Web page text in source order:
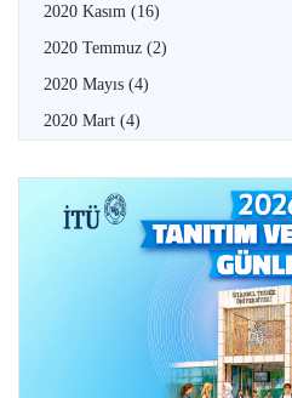
2020 Kasım (16)
2020 Temmuz (2)
2020 Mayıs (4)
2020 Mart (4)